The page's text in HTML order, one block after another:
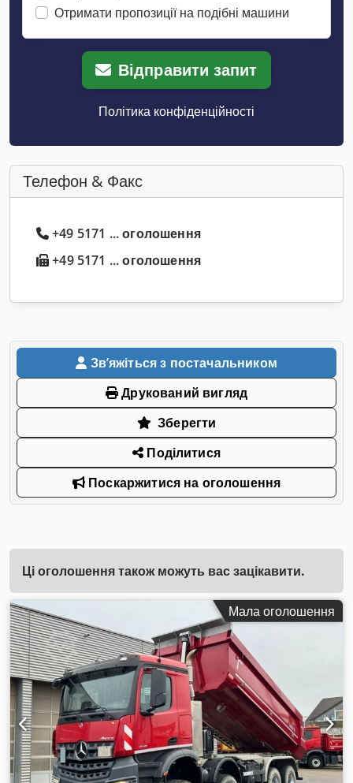
Отримати пропозиції на подібні машини
Відправити запит
Політика конфіденційності
Телефон & Факс
+49 5171 ... оголошення
+49 5171 ... оголошення
Звʼяжіться з постачальником
Друкований вигляд
Зберегти
Поділитися
Поскаржитися на оголошення
Ці оголошення також можуть вас зацікавити.
Мала оголошення